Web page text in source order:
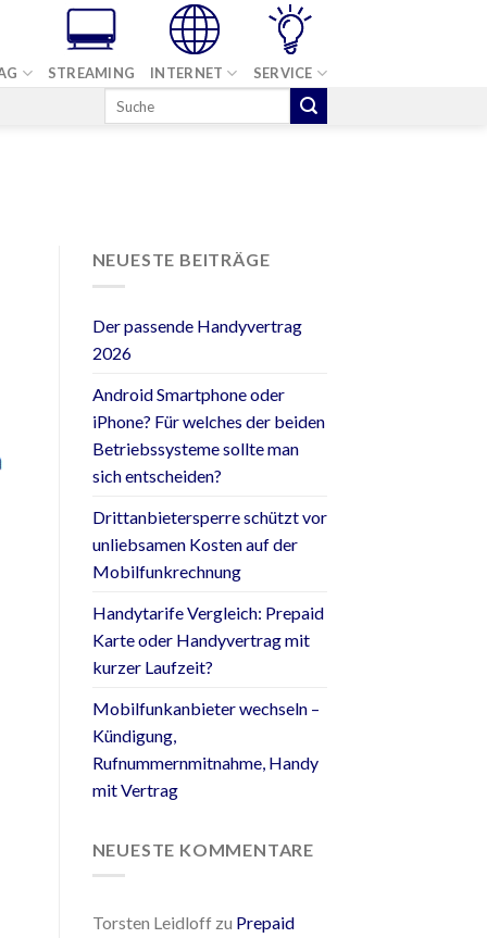
STREAMING INTERNET SERVICE
NEUESTE BEITRÄGE
Der passende Handyvertrag
2026
Android Smartphone oder
iPhone? Für welches der beiden
Betriebssysteme sollte man
sich entscheiden?
Drittanbietersperre schützt vor
unliebsamen Kosten auf der
Mobilfunkrechnung
Handytarife Vergleich: Prepaid
Karte oder Handyvertrag mit
kurzer Laufzeit?
Mobilfunkanbieter wechseln –
Kündigung,
Rufnummernmitnahme, Handy
mit Vertrag
NEUESTE KOMMENTARE
Torsten Leidloffzu Prepaid